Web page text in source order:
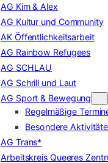
AG Kim & Alex
AG Kultur und Community
AK Öffentlichkeitsarbeit
AG Rainbow Refugees
AG SCHLAU
AG Schrill und Laut
AG Sport & Bewegung
Regelmäßige
Besondere
AG Trans*
Arbeitskreis Queeres